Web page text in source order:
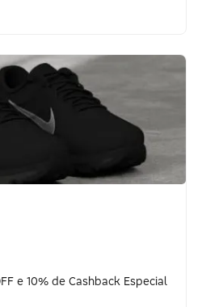
e 10% de Cashback Especial